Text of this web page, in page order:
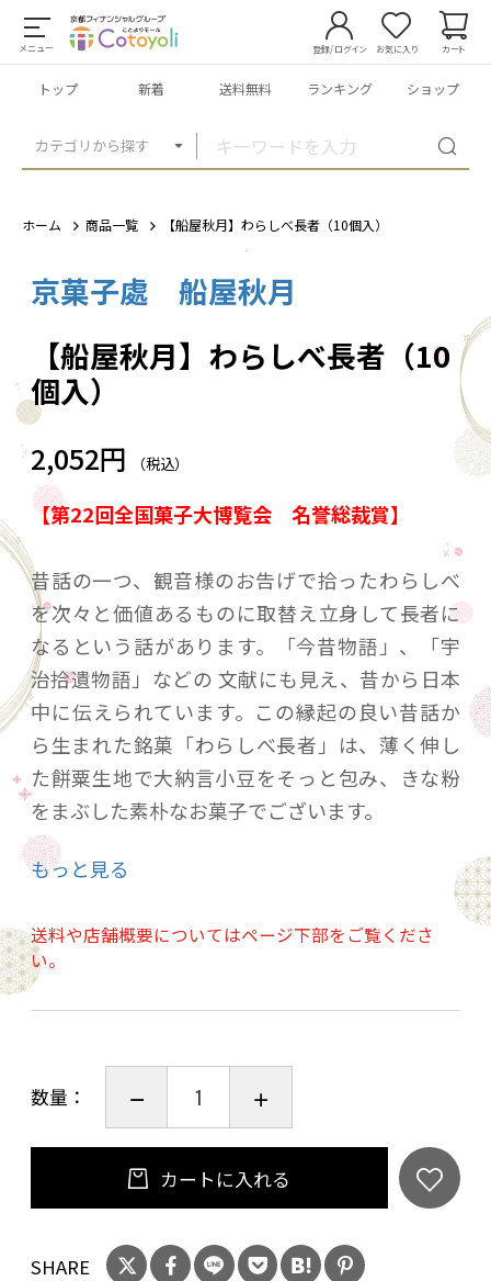
メニュー
カテゴリから探す
登録/ログイン お気に入り カート
トップ 新着 送料無料 ランキング ショップ
ホーム 商品一覧 【船屋秋月】わらしべ長者（10個入）
京菓子處 船屋秋月
【船屋秋月】わらしべ長者（10
個入）
2,052円 （税込）
【第22回全国菓子大博覧会 名誉総裁賞】
昔話の一つ、観音様のお告げで拾ったわらしべ
を次々と価値あるものに取替え立身して長者に
なるという話があります。「今昔物語」、「宇
治拾遺物語」などの 文献にも見え、昔から日本
中に伝えられています。この縁起の良い昔話か
ら生まれた銘菓「わらしべ長者」は、薄く伸し
た餅粟生地で大納言小豆をそっと包み、きな粉
をまぶした素朴なお菓子でございます。
【賞味期限】5日
もっと見る
送料や店舗概要についてはページ下部をご覧くださ
い。
数量：
カートに入れる
SHARE